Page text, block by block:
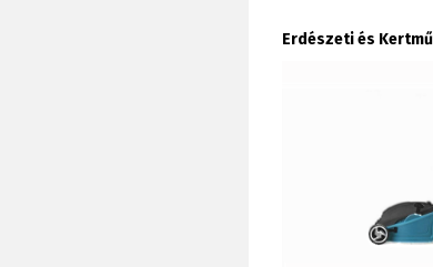
Erdészeti és